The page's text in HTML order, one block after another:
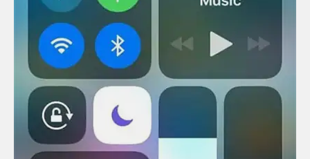
+50M usuarios y +17 años de confianza
Desbloquea, repara y protege tu teléfono
Recupera y transfiere datos fácilmente
Tecnología IA: sin conocimientos técnicos
Abrir App Prueba Online